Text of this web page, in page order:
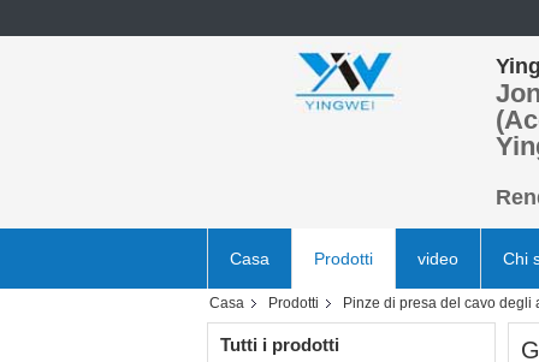
Casa Prodotti video Chi
Casa Prodotti Pinze di presa del cavo degli
Tutti i prodotti